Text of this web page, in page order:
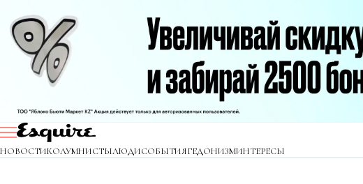
НОВОСТИКОЛУМНИСТЫЛЮДИСОБЫТИЯГЕДОНИЗМИНТЕРЕСЫ